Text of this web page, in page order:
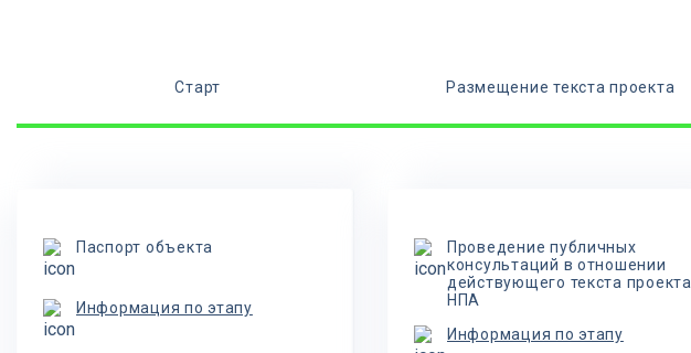
Старт Размещение текста проекта
Паспорт объекта
Информация по этапу
Проведение публичных
консультаций в отношении
действующего текста проекта
НПА
Информация по этапу